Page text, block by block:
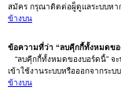
สมัคร กรุณาติดต่อผู็ดูแลระบบหา
ข้างบน
ข้อความที่ว่า “ลบคุีกกี้ทั้งหมดขอ
“ลบคุีกกี้ทั้งหมดของบอร์ดนี้” จ
เข้าใช้งานระบบหรือออกจากระ
ข้างบน